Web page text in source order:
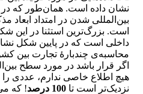
نشان داده است. همان‌طور که
بین‌المللی شدن در امتداد ابعاد
است. بزرگ‌ترین استثنا در این
داخلی است که در پایین شکل
محاسبه‌ی چندبارۀ تجارت بین
اگر قرار باشد در مورد سطح
نزدیک‌تر است تا 100 درصد ! که